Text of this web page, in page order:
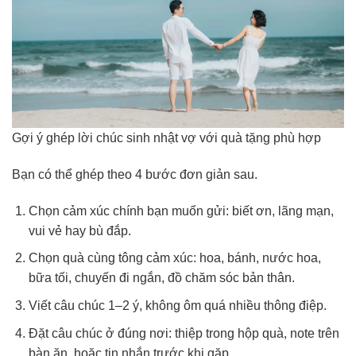
Gợi ý ghép lời chúc sinh nhật vợ với quà tặng phù hợp
Bạn có thể ghép theo 4 bước đơn giản sau.
Chọn cảm xúc chính bạn muốn gửi: biết ơn, lãng mạn,
vui vẻ hay bù đắp.
Chọn quà cùng tông cảm xúc: hoa, bánh, nước hoa,
bữa tối, chuyến đi ngắn, đồ chăm sóc bản thân.
Viết câu chúc 1–2 ý, không ôm quá nhiều thông điệp.
Đặt câu chúc ở đúng nơi: thiệp trong hộp quà, note trên
bàn ăn, hoặc tin nhắn trước khi gặp.